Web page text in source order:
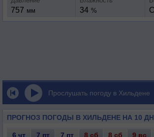
757 мм 34 %
Прослушать погоду в Хильдене
ПРОГНОЗ ПОГОДЫ В ХИЛЬДЕНЕ НА 10
6 чт 7 пт 7 пт 8 сб 8 сб 9 вс